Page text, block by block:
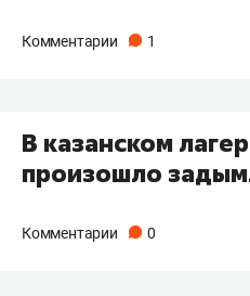
Комментарии 1
В казанском
произошло
Комментарии 0